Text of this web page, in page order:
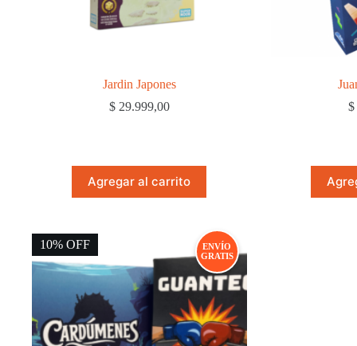
Jardin Japones
$29.999,00
Agregar al carrito
$
10% OFF
ENVÍO
GRATIS